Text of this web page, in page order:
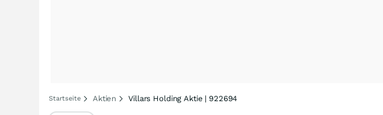
Startseite Aktien Villars Holding Aktie | 922694